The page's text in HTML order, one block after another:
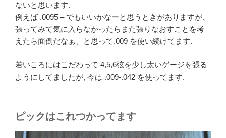
ないと思います.
例えば .0095 – でもいいかなーと思うときがありますが、
張ってみて気に入らなかったらまた張りなおすことを考
えたら面倒だなぁ、と思って.009 を使い続けてます.
若いころにはこだわって 4,5,6弦を少し太いゲージを張る
ようにしてましたが, 今は .009-.042 を使ってます.
ピックはこれつかってます